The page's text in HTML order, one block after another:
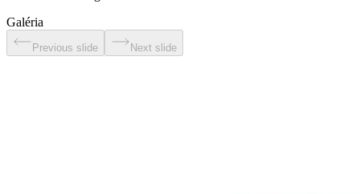
Galéria
Previous slide Next slide